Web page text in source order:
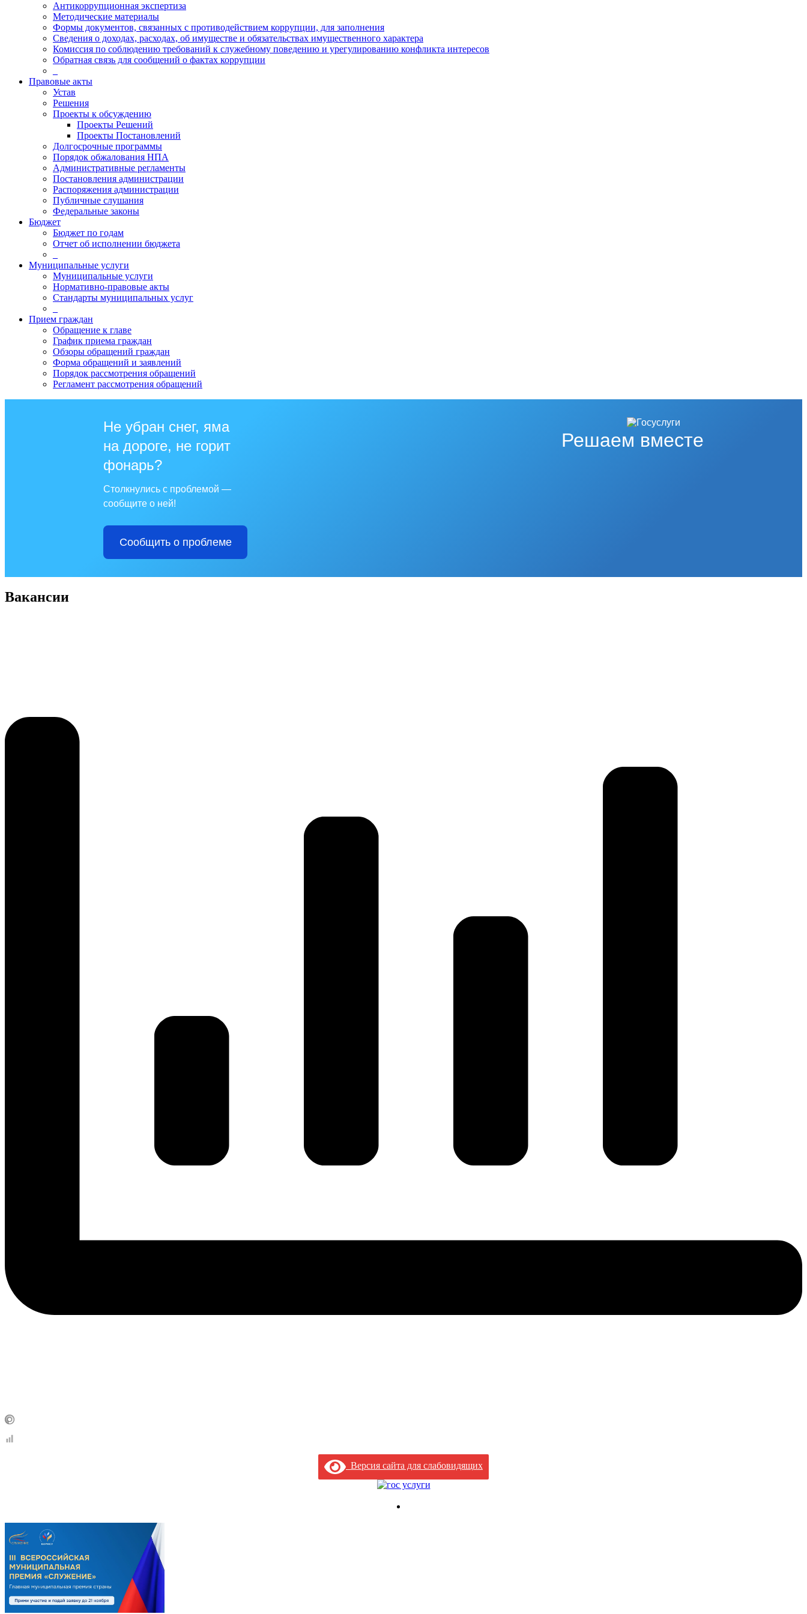
Антикоррупционная экспертиза
Методические материалы
Формы документов, связанных с противодействием коррупции, для заполнения
Сведения о доходах, расходах, об имуществе и обязательствах имущественного характера
Комиссия по соблюдению требований к служебному поведению и урегулированию конфликта интересов
Обратная связь для сообщений о фактах коррупции
Правовые акты
Устав
Решения
Проекты к обсуждению
Проекты Решений
Проекты Постановлений
Долгосрочные программы
Порядок обжалования НПА
Административные регламенты
Постановления администрации
Распоряжения администрации
Публичные слушания
Федеральные законы
Бюджет
Бюджет по годам
Отчет об исполнении бюджета
Муниципальные услуги
Муниципальные услуги
Нормативно-правовые акты
Стандарты муниципальных услуг
Прием граждан
Обращение к главе
График приема граждан
Обзоры обращений граждан
Форма обращений и заявлений
Порядок рассмотрения обращений
Регламент рассмотрения обращений
Решаем вместе
Не убран снег, яма
на дороге, не горит
фонарь?
Столкнулись с проблемой —
сообщите о ней!
Сообщить о проблеме
Вакансии
Версия сайта для слабовидящих